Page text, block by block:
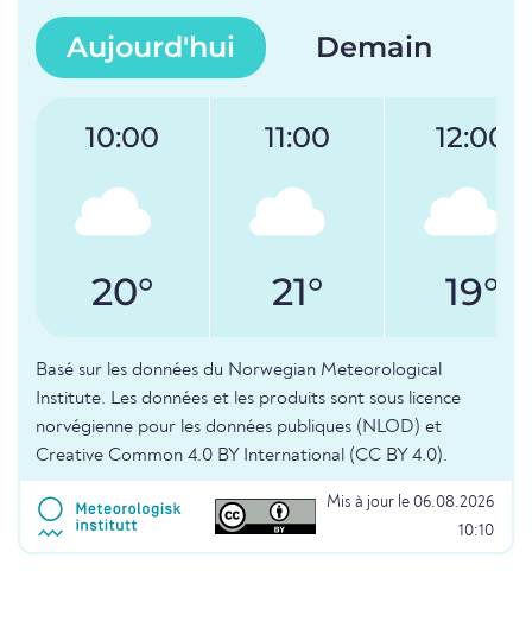
Aujourd'hui Demain
10:00
20°
11:00
21°
12:00
19°
Basé sur les données du Norwegian Meteorological
Institute. Les données et les produits sont sous licence
norvégienne pour les données publiques (NLOD) et
Creative Common 4.0 BY International (CC BY 4.0).
Mis à jour le 06.08.2026
10:10